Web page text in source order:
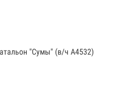
"Сумы" (в/ч А4532)